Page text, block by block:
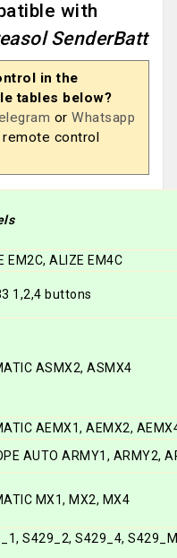
with
SenderBatt
in the
tables below?
orWhatsapp
control
EM2C, ALIZE EM4C
1,2,4 buttons
ASMX2, ASMX4
AEMX1, AEMX2,
AUTO ARMY1, ARMY2,
MX1, MX2, MX4
S429_2, S429_4, S429_M